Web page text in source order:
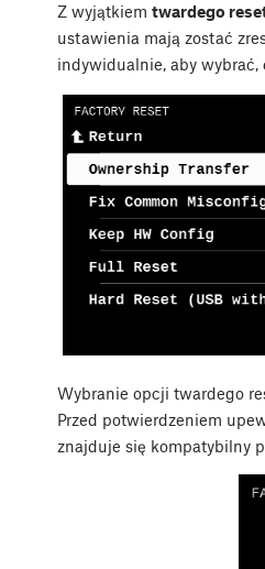
Z wyjątkiem twardego
ustawienia mają zostać
indywidualnie, aby wybrać,
Wybranie opcji twardego
Przed potwierdzeniem
znajduje się kompatybilny